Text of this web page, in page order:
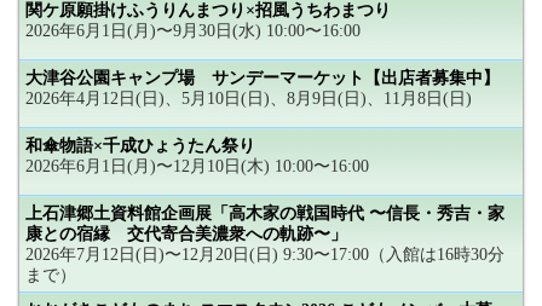
関ケ原願掛けふうりんまつり×招風うちわまつり
2026年6月1日(月)〜9月30日(水) 10:00〜16:00
大津谷公園キャンプ場 サンデーマーケット【出店者募集中】
2026年4月12日(日)、5月10日(日)、8月9日(日)、11月8日(日)
和傘物語×千成ひょうたん祭り
2026年6月1日(月)〜12月10日(木) 10:00〜16:00
上石津郷土資料館企画展「高木家の戦国時代 〜信長・秀吉・家
康との宿縁 交代寄合美濃衆への軌跡〜」
2026年7月12日(日)〜12月20日(日) 9:30〜17:00（入館は16時30分
まで）